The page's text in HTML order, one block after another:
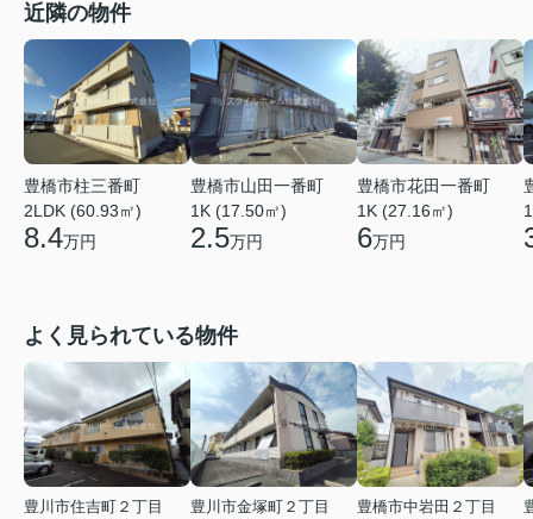
近隣の物件
豊橋市柱三番町
2LDK (60.93㎡)
8.4万円
豊橋市山田一番町
1K (17.50㎡)
2.5万円
豊橋市花田一番町
1K (27.16㎡)
6万円
よく見られている物件
豊川市住吉町２丁目
豊川市金塚町２丁目
豊橋市中岩田２丁目